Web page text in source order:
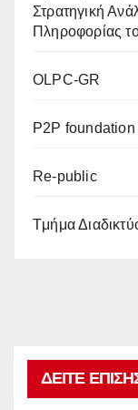
Στρατηγική
Πληροφορίας
OLPC-GR
P2P foundation
Re-public
Tμήμα
ΔΕΊΤΕ